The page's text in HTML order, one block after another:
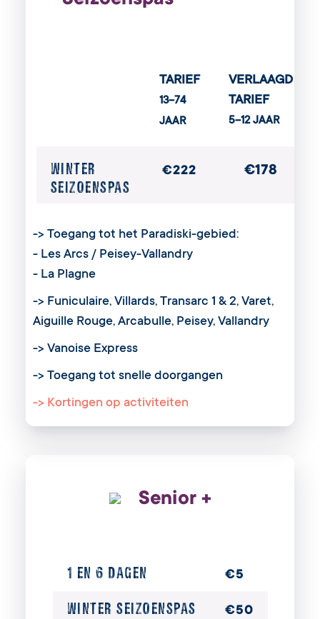
TARIEF
13–74
JAAR
VERLAAGD
TARIEF
5–12 JAAR
WINTER
SEIZOENSPAS
€222 €178
-> Toegang tot het Paradiski-gebied:
- Les Arcs / Peisey-Vallandry
- La Plagne
-> Funiculaire, Villards, Transarc 1 & 2, Varet,
Aiguille Rouge, Arcabulle, Peisey, Vallandry
-> Vanoise Express
-> Toegang tot snelle doorgangen
-> Kortingen op activiteiten
Senior +
1 EN 6 DAGEN €5
WINTER SEIZOENSPAS €50